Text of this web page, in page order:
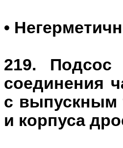
•
219. Подсос
соединения
с выпускным
и корпуса